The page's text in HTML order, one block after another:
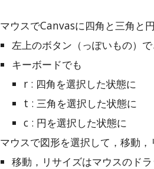
マウスでCanvasに四角と三角と
左上のボタン（っぽいもの）
キーボードでも
r : 四角を選択した状態に
t : 三角を選択した状態に
c : 円を選択した状態に
マウスで図形を選択して，移動，
移動，リサイズはマウスのド